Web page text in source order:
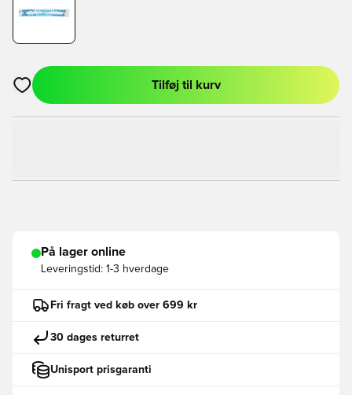
Åbner en Modal til at logge ind eller tilmelde dig som medlem
Tilføj til kurv
På lager online
Leveringstid: 1-3 hverdage
Fri fragt ved køb over 699 kr
30 dages returret
Unisport prisgaranti